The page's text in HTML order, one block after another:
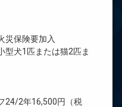
保険要加入
1匹または猫2匹ま
2年16,500円（税